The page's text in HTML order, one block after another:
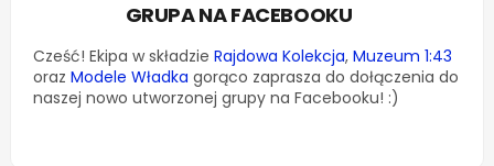
GRUPA NA FACEBOOKU
Cześć! Ekipa w składzie Rajdowa Kolekcja, Muzeum 1:43
oraz Modele Władka gorąco zaprasza do dołączenia do
naszej nowo utworzonej grupy na Facebooku! :)